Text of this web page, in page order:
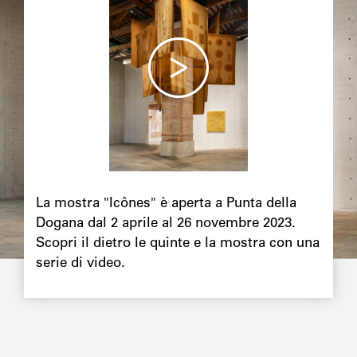
La mostra "Icônes" è aperta a Punta della
Dogana dal 2 aprile al 26 novembre 2023.
Scopri il dietro le quinte e la mostra con una
serie di video.